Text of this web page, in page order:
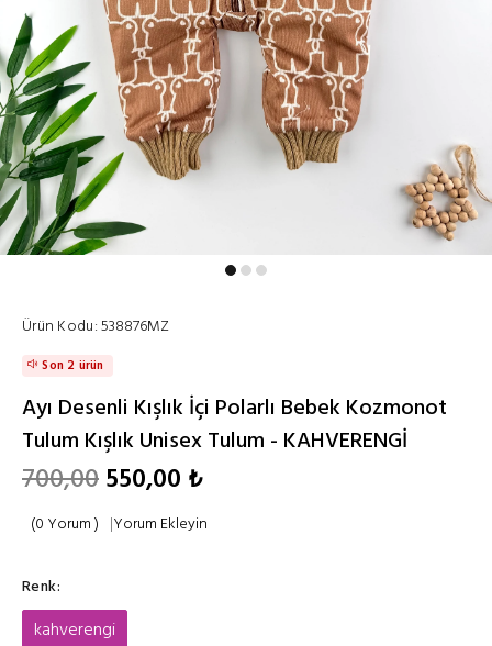
Ürün Kodu:538876MZ
Son 2 ürün
Ayı Desenli Kışlık İçi Polarlı Bebek Kozmonot
Tulum Kışlık Unisex Tulum - KAHVERENGİ
700,00550,00 ₺
(0 Yorum ) |Yorum Ekleyin
Renk:
kahverengi